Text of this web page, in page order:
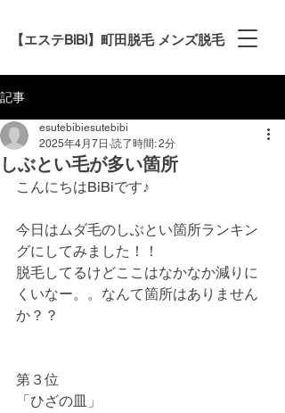
【エステBiBi】町田脱毛 メンズ脱毛
記事
しぶとい毛が多い箇所
esutebibiesutebibi
2025年4月7日 読了時間: 2分
こんにちはBiBiです♪
今日はムダ毛のしぶとい箇所ランキン
グにしてみました！！
脱毛してるけどここはなかなか減りに
くいなー。。なんて箇所はありません
か？？
第３位
「ひざの皿」